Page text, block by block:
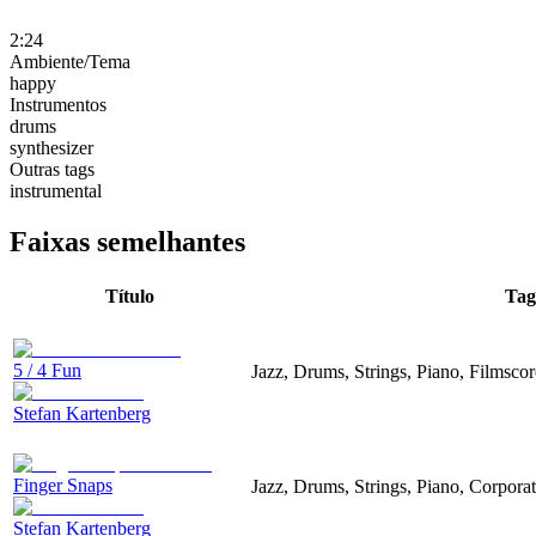
2:24
Ambiente/Tema
happy
Instrumentos
drums
synthesizer
Outras tags
instrumental
Faixas semelhantes
Título
5 / 4 Fun
Stefan Kartenberg
Jazz, Drums, Strings, Piano,
Finger Snaps
Stefan Kartenberg
Jazz, Drums, Strings, Piano,